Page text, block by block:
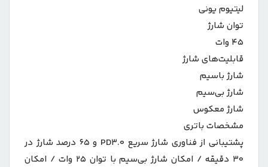
لیتیوم یونی
توان شارژ
۴۵ وات
قابلیت‌های شارژ
شارژ باسیم
شارژ بی‌سیم
شارژ معکوس
مشخصات باتری
پشتیبانی از فناوری شارژ سریع PD۳.۰ و ۶۵ درصد شارژ در
۳۰ دقیقه / امکان شارژ بی‌سیم با توان ۲۵ وات / امکان